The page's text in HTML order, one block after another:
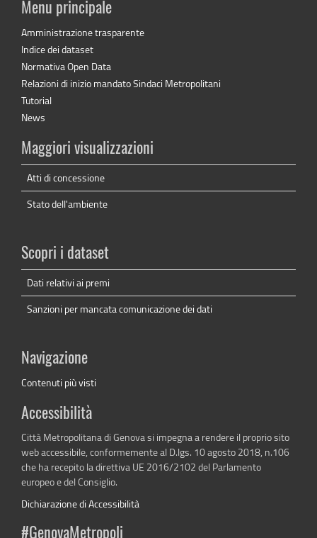
Menu principale
Amministrazione trasparente
Indice dei dataset
Normativa Open Data
Relazioni di inizio mandato Sindaci Metropolitani
Tutorial
News
Maggiori visualizzazioni
Atti di concessione
Stato dell'ambiente
Scopri i dataset
Dati relativi ai premi
Sanzioni per mancata comunicazione dei dati
Navigazione
Contenuti più visti
Accessibilità
Città Metropolitana di Genova si impegna a rendere il proprio sito
web accessibile, conformemente al D.lgs. 10 agosto 2018, n.106
che ha recepito la direttiva UE 2016/2102 del Parlamento
europeo e del Consiglio.
Dichiarazione di Accessibilità
#GenovaMetropoli